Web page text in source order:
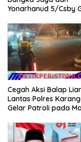
Yonarhanud 5/Csby
Gerakan Indonesia
Cegah Aksi Balap
Lantas Polres
Gelar Patroli pada